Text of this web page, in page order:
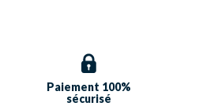
Paiement 100%
sécurisé